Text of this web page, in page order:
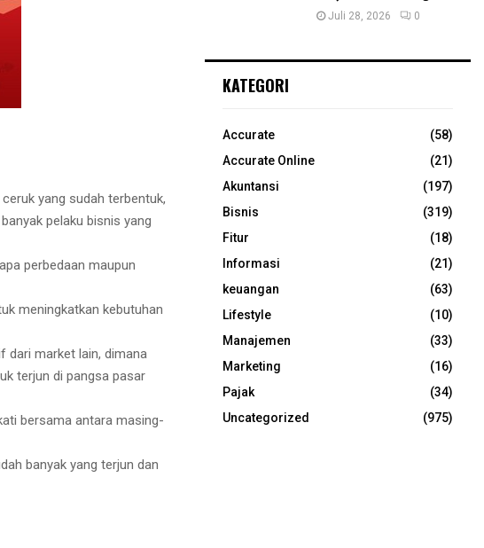
yang sudah terbentuk,
pelaku bisnis yang
perbedaan maupun
meningkatkan kebutuhan
dari market lain, dimana
terjun di pangsa pasar
bersama antara masing-
banyak yang terjun dan
Juli 28, 2026 0
KATEGORI
Accurate
(58)
Accurate Online
(21)
Akuntansi
(197)
Bisnis
(319)
Fitur
(18)
Informasi
(21)
keuangan
(63)
Lifestyle
(10)
Manajemen
(33)
Marketing
(16)
Pajak
(34)
Uncategorized
(975)